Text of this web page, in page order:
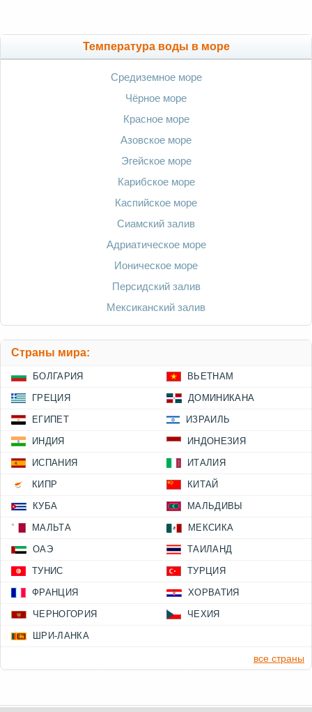
Температура воды в море
Средиземное море
Чёрное море
Красное море
Азовское море
Эгейское море
Карибское море
Каспийское море
Сиамский залив
Адриатическое море
Ионическое море
Персидский залив
Мексиканский залив
Страны мира:
БОЛГАРИЯ ВЬЕТНАМ
ГРЕЦИЯ ДОМИНИКАНА
ЕГИПЕТ ИЗРАИЛЬ
ИНДИЯ ИНДОНЕЗИЯ
ИСПАНИЯ ИТАЛИЯ
КИПР КИТАЙ
КУБА МАЛЬДИВЫ
МАЛЬТА МЕКСИКА
ОАЭ ТАИЛАНД
ТУНИС ТУРЦИЯ
ФРАНЦИЯ ХОРВАТИЯ
ЧЕРНОГОРИЯ ЧЕХИЯ
ШРИ-ЛАНКА
все страны